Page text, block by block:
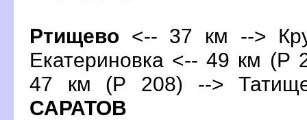
Ртищево <-- 37 км -->
Екатериновка <-- 49 км (Р
47 км (Р 208) -->
САРАТО